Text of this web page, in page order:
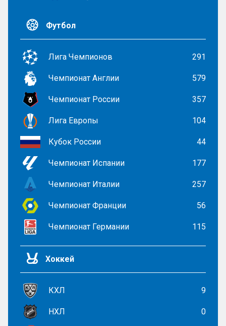
Футбол
Лига Чемпионов 291
Чемпионат Англии 579
Чемпионат России 357
Лига Европы 104
Кубок России 44
Чемпионат Испании 177
Чемпионат Италии 257
Чемпионат Франции 56
Чемпионат Германии 115
Хоккей
КХЛ 9
НХЛ 0